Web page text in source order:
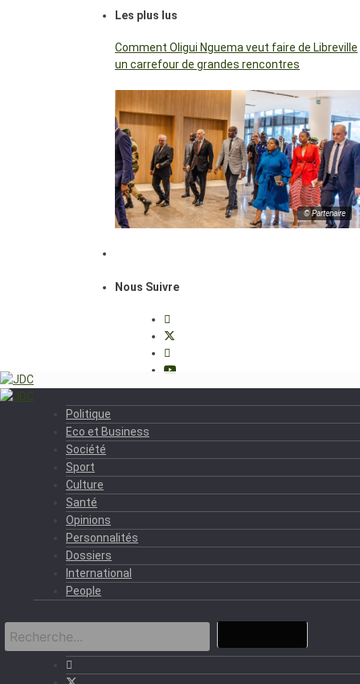
Les plus lus
Comment Oligui Nguema veut faire de Libreville
un carrefour de grandes rencontres
© Partenaire
Nous Suivre
Politique
Eco et Business
Société
Sport
Culture
Santé
Opinions
Personnalités
Dossiers
International
People